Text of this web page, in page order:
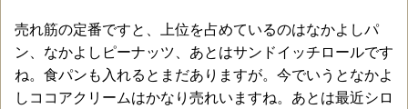
売れ筋の定番ですと、上位を占めているのはなかよしパ
ン、なかよしピーナッツ、あとはサンドイッチロールです
ね。食パンも入れるとまだありますが。今でいうとなかよ
しココアクリームはかなり売れいますね。あとは最近シロ